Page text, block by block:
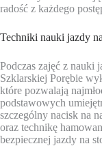
radość z każdego
Techniki nauki jazdy
Podczas zajęć z nauki
Szklarskiej Porębie
które pozwalają
podstawowych
szczególny nacisk na
oraz technikę
bezpiecznej jazdy na